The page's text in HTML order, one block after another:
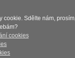
Sdělte nám,
cookies